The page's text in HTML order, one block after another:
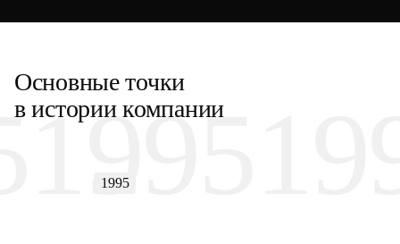
Основные точки
в истории компании
1995
1995